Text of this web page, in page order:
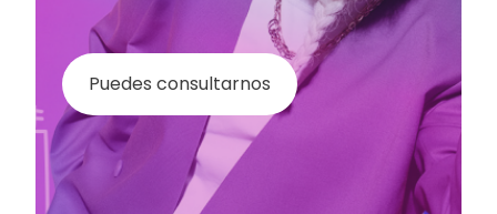
Puedes consultarnos